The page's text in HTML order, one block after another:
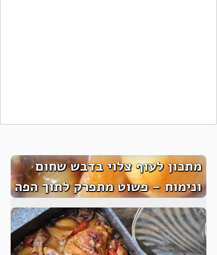
מתכון לעוף צלוי בדבש שחום
ונימוח – פשוט מתפרק לתוך הפה